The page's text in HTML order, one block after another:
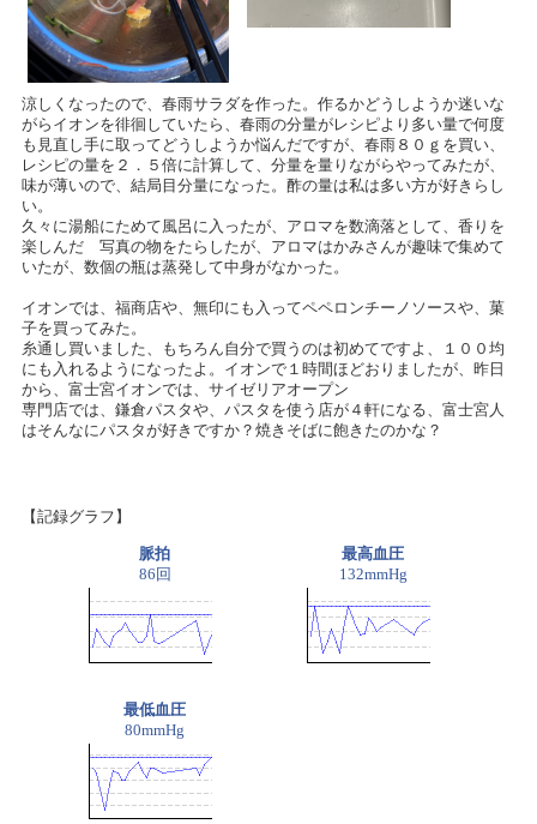
涼しくなったので、春雨サラダを作った。作るかどうしようか迷いな
がらイオンを徘徊していたら、春雨の分量がレシピより多い量で何度
も見直し手に取ってどうしようか悩んだですが、春雨８０ｇを買い、
レシピの量を２．５倍に計算して、分量を量りながらやってみたが、
味が薄いので、結局目分量になった。酢の量は私は多い方が好きらし
い。
久々に湯船にためて風呂に入ったが、アロマを数滴落として、香りを
楽しんだ 写真の物をたらしたが、アロマはかみさんが趣味で集めて
いたが、数個の瓶は蒸発して中身がなかった。
イオンでは、福商店や、無印にも入ってペペロンチーノソースや、菓
子を買ってみた。
糸通し買いました、もちろん自分で買うのは初めてですよ、１００均
にも入れるようになったよ。イオンで１時間ほどおりましたが、昨日
から、富士宮イオンでは、サイゼリアオープン
専門店では、鎌倉パスタや、パスタを使う店が４軒になる、富士宮人
はそんなにパスタが好きですか？焼きそばに飽きたのかな？
【記録グラフ】
脈拍
86回
最高血圧
132mmHg
最低血圧
80mmHg